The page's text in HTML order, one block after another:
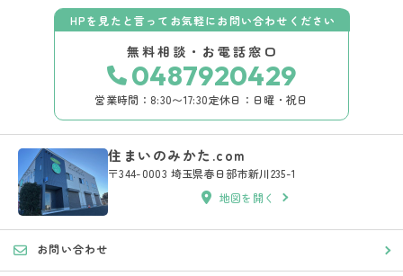
HPを見たと言ってお気軽にお問い合わせください
無料相談・お電話窓口
0487920429
営業時間：8:30〜17:30定休日：日曜・祝日
住まいのみかた.com
〒344-0003 埼玉県春日部市新川235-1
地図を開く
お問い合わせ